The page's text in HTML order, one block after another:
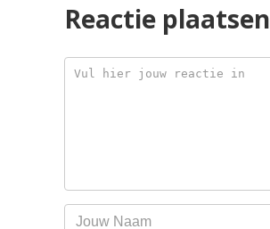
Reactie plaatsen